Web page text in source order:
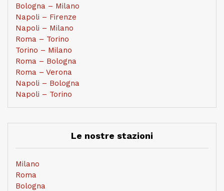
Bologna – Milano
Napoli – Firenze
Napoli – Milano
Roma – Torino
Torino – Milano
Roma – Bologna
Roma – Verona
Napoli – Bologna
Napoli – Torino
Le nostre stazioni
Milano
Roma
Bologna